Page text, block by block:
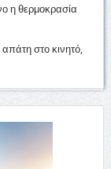
η θερμοκρασία
στο κινητό,